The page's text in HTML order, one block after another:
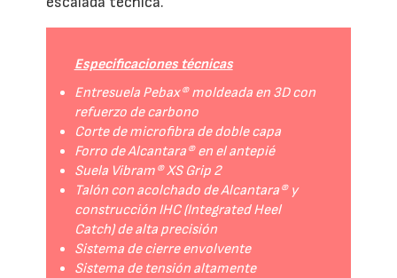
Especificaciones técnicas
Entresuela Pebax® moldeada en 3D con
refuerzo de carbono
Corte de microfibra de doble capa
Forro de Alcantara® en el antepié
Suela Vibram® XS Grip 2
Talón con acolchado de Alcantara® y
construcción IHC (Integrated Heel
Catch) de alta precisión
Sistema de cierre envolvente
Sistema de tensión altamente